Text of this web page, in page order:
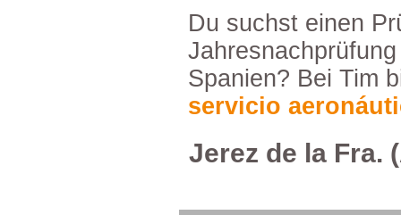
DusuchsteinenPrüferfürDeine